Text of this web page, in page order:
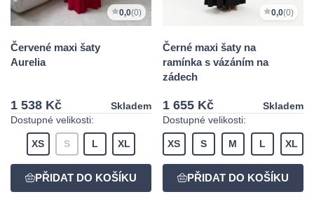
0,0(0)
Červené maxi šaty
Aurelia
1 538 Kč
Skladem
Dostupné velikosti:
XS S L XL
0,0(0)
Černé maxi šaty na
ramínka s vázáním na
zádech
1 655 Kč
Skladem
Dostupné velikosti:
XS S M L XL